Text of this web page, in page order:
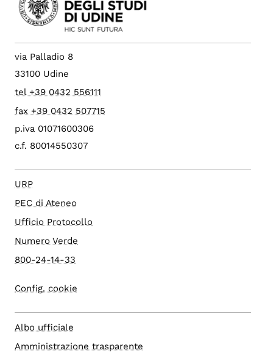
via Palladio 8
33100 Udine
tel +39 0432 556111
fax +39 0432 507715
p.iva 01071600306
c.f. 80014550307
URP
PEC di Ateneo
Ufficio Protocollo
Numero Verde
800-24-14-33
Config. cookie
Albo ufficiale
Amministrazione trasparente